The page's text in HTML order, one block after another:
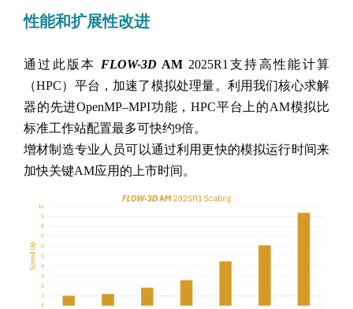
性能和扩展性改进
通过此版本 FLOW-3D AM 2025R1支持高性能计算
（HPC）平台，加速了模拟处理量。利用我们核心求解
器的先进OpenMP–MPI功能，HPC平台上的AM模拟比
标准工作站配置最多可快约9倍。
增材制造专业人员可以通过利用更快的模拟运行时间来
加快关键AM应用的上市时间。